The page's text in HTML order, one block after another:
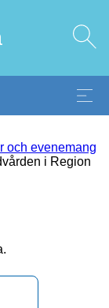
och evenemang
i Region